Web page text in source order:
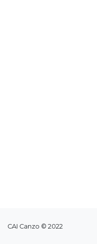
CAI Canzo © 2022